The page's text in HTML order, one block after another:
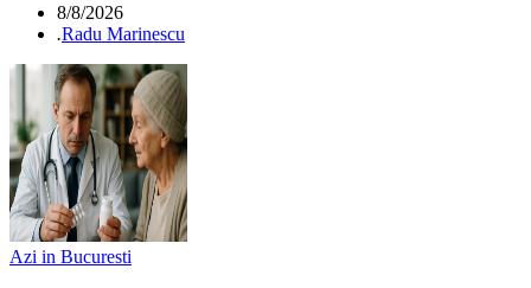
8/8/2026
.Radu Marinescu
Azi in Bucuresti